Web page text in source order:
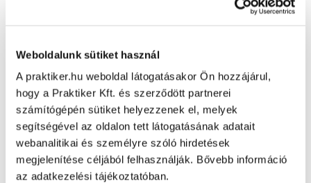
Weboldalunk sütiket használ
A praktiker.hu weboldal látogatásakor Ön hozzájárul,
hogy a Praktiker Kft. és szerződött partnerei
számítógépén sütiket helyezzenek el, melyek
segítségével az oldalon tett látogatásának adatait
webanalitikai és személyre szóló hirdetések
megjelenítése céljából felhasználják. Bővebb információ
az adatkezelési tájékoztatóban.
Oldal újratöltése